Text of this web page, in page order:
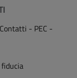
- PEC -